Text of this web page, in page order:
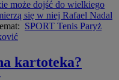
może dojść do wielkiego
się w niej Rafael Nadal
SPORT Tenis Paryż
kartoteka?